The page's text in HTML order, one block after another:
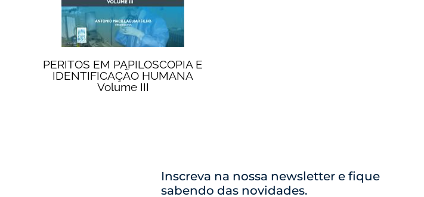
PERITOS EM PAPILOSCOPIA E
IDENTIFICAÇÃO HUMANA
Volume III
Inscreva na nossa newsletter e fique
sabendo das novidades.